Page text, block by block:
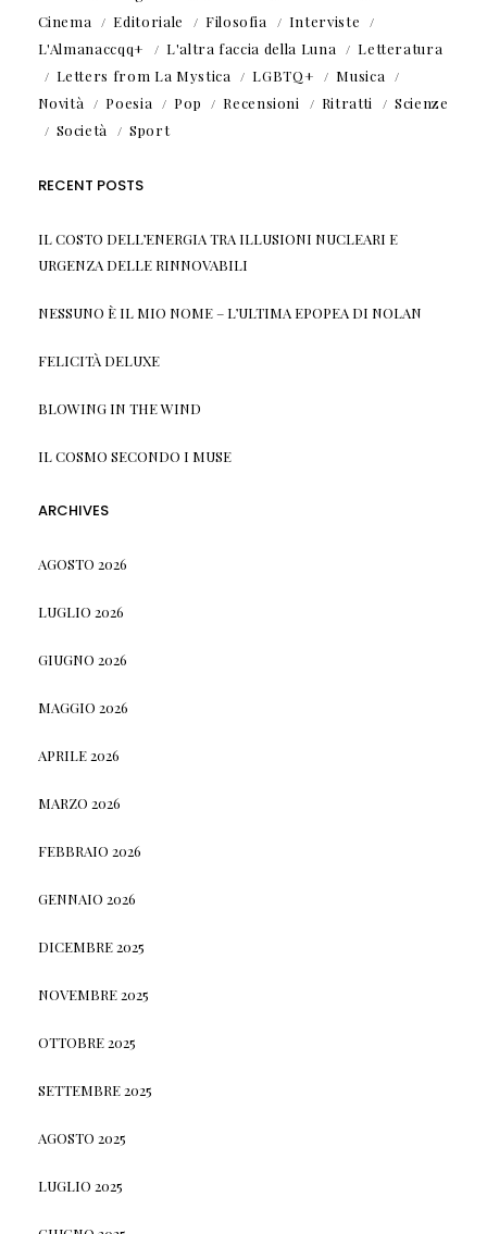
Cinema
Editoriale Filosofia
Interviste
L'Almanaccqq+
L'altra faccia della Luna
Letteratura
Letters from La Mystica
LGBTQ+
Musica
Novità
Poesia Pop Recensioni Ritratti
Scienze
Società
Sport
RECENT POSTS
IL COSTO DELL’ENERGIA TRA ILLUSIONI NUCLEARI E
URGENZA DELLE RINNOVABILI
NESSUNO È IL MIO NOME – L’ULTIMA EPOPEA DI NOLAN
FELICITÀ DELUXE
BLOWING IN THE WIND
IL COSMO SECONDO I MUSE
ARCHIVES
AGOSTO 2026
LUGLIO 2026
GIUGNO 2026
MAGGIO 2026
APRILE 2026
MARZO 2026
FEBBRAIO 2026
GENNAIO 2026
DICEMBRE 2025
NOVEMBRE 2025
OTTOBRE 2025
SETTEMBRE 2025
AGOSTO 2025
LUGLIO 2025